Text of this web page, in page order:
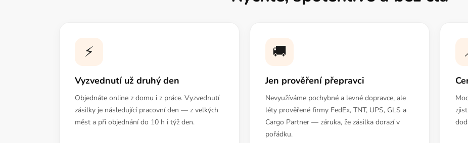
⚡
Vyzvednutí už druhý den
Objednáte online z domu i z práce. Vyzvednutí
zásilky je následující pracovní den — z velkých
měst a při objednání do 10 h i týž den.
🚚
Jen prověření přepravci
Nevyužíváme pochybné a levné dopravce, ale
léty prověřené firmy FedEx, TNT, UPS, GLS a
Cargo Partner — záruka, že zásilka dorazí v
pořádku.